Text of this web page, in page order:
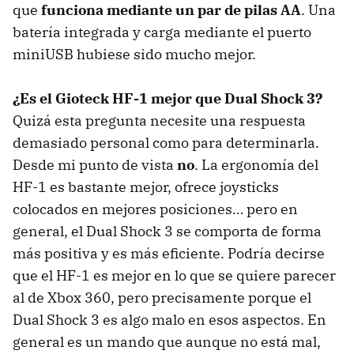
que funciona mediante un par de pilas AA. Una
batería integrada y carga mediante el puerto
miniUSB hubiese sido mucho mejor.
¿Es el Gioteck HF-1 mejor que Dual Shock 3?
Quizá esta pregunta necesite una respuesta
demasiado personal como para determinarla.
Desde mi punto de vista no. La ergonomía del
HF-1 es bastante mejor, ofrece joysticks
colocados en mejores posiciones… pero en
general, el Dual Shock 3 se comporta de forma
más positiva y es más eficiente. Podría decirse
que el HF-1 es mejor en lo que se quiere parecer
al de Xbox 360, pero precisamente porque el
Dual Shock 3 es algo malo en esos aspectos. En
general es un mando que aunque no está mal,